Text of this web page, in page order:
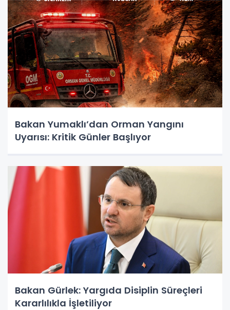
Bakan Yumaklı’dan Orman Yangını
Uyarısı: Kritik Günler Başlıyor
Bakan Gürlek: Yargıda Disiplin Süreçleri
Kararlılıkla İşletiliyor